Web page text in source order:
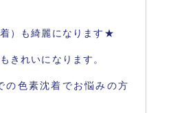
）も綺麗になります★
きれいになります。
の色素沈着でお悩みの方